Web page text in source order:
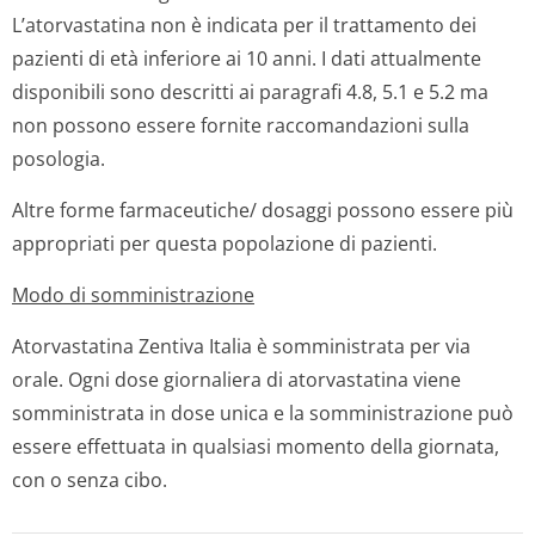
L’atorvastatina non è indicata per il trattamento dei
pazienti di età inferiore ai 10 anni. I dati attualmente
disponibili sono descritti ai paragrafi 4.8, 5.1 e 5.2 ma
non possono essere fornite raccomandazioni sulla
posologia.
Altre forme farmaceutiche/ dosaggi possono essere più
appropriati per questa popolazione di pazienti.
Modo di somministrazione
Atorvastatina Zentiva Italia è somministrata per via
orale. Ogni dose giornaliera di atorvastatina viene
somministrata in dose unica e la somministrazione può
essere effettuata in qualsiasi momento della giornata,
con o senza cibo.